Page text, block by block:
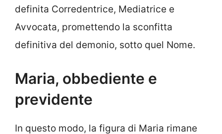
definita Corredentrice, Mediatrice e
Avvocata, promettendo la sconfitta
definitiva del demonio, sotto quel Nome.
Maria, obbediente e
previdente
In questo modo, la figura di Maria rimane